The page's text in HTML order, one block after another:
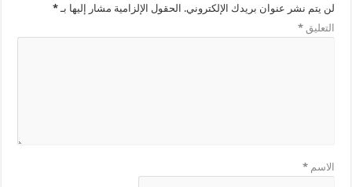
لن يتم نشر عنوان بريدك الإلكتروني. الحقول الإلزامية مشار إليها بـ*
التعليق*
الاسم*